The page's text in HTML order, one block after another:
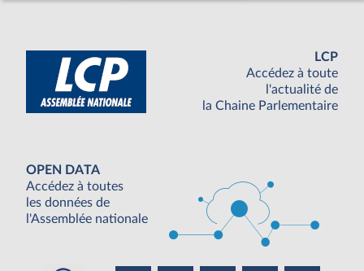
LCP
Accédez à toute
l'actualité de
la Chaine Parlementaire
OPEN DATA
Accédez à toutes
les données de
l'Assemblée nationale